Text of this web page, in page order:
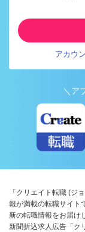
アカウ
＼ア
「クリエイト転職 (ジ
報が満載の転職サイト
新の転職情報をお届け
新聞折込求人広告「ク